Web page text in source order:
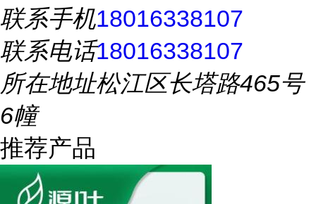
联系手机18016338107
联系电话18016338107
所在地址松江区长塔路465号
6幢
推荐产品